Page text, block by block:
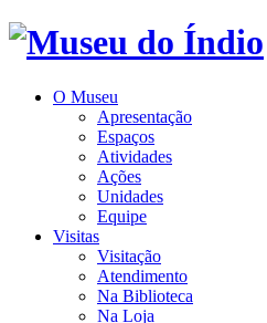
O Museu
Apresentação
Espaços
Atividades
Ações
Unidades
Equipe
Visitas
Visitação
Atendimento
Na Biblioteca
Na Loja